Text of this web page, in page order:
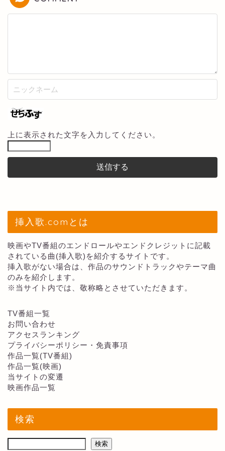
上に表示された文字を入力してください。
挿入歌.comとは
映画やTV番組のエンドロールやエンドクレジットに記載
されている曲(挿入歌)を紹介するサイトです。
挿入歌がない場合は、作品のサウンドトラックやテーマ曲
のみを紹介します。
※当サイト内では、敬称略とさせていただきます。
TV番組一覧
お問い合わせ
アクセスランキング
プライバシーポリシー・免責事項
作品一覧(TV番組)
作品一覧(映画)
当サイトの変遷
映画作品一覧
検索
検索